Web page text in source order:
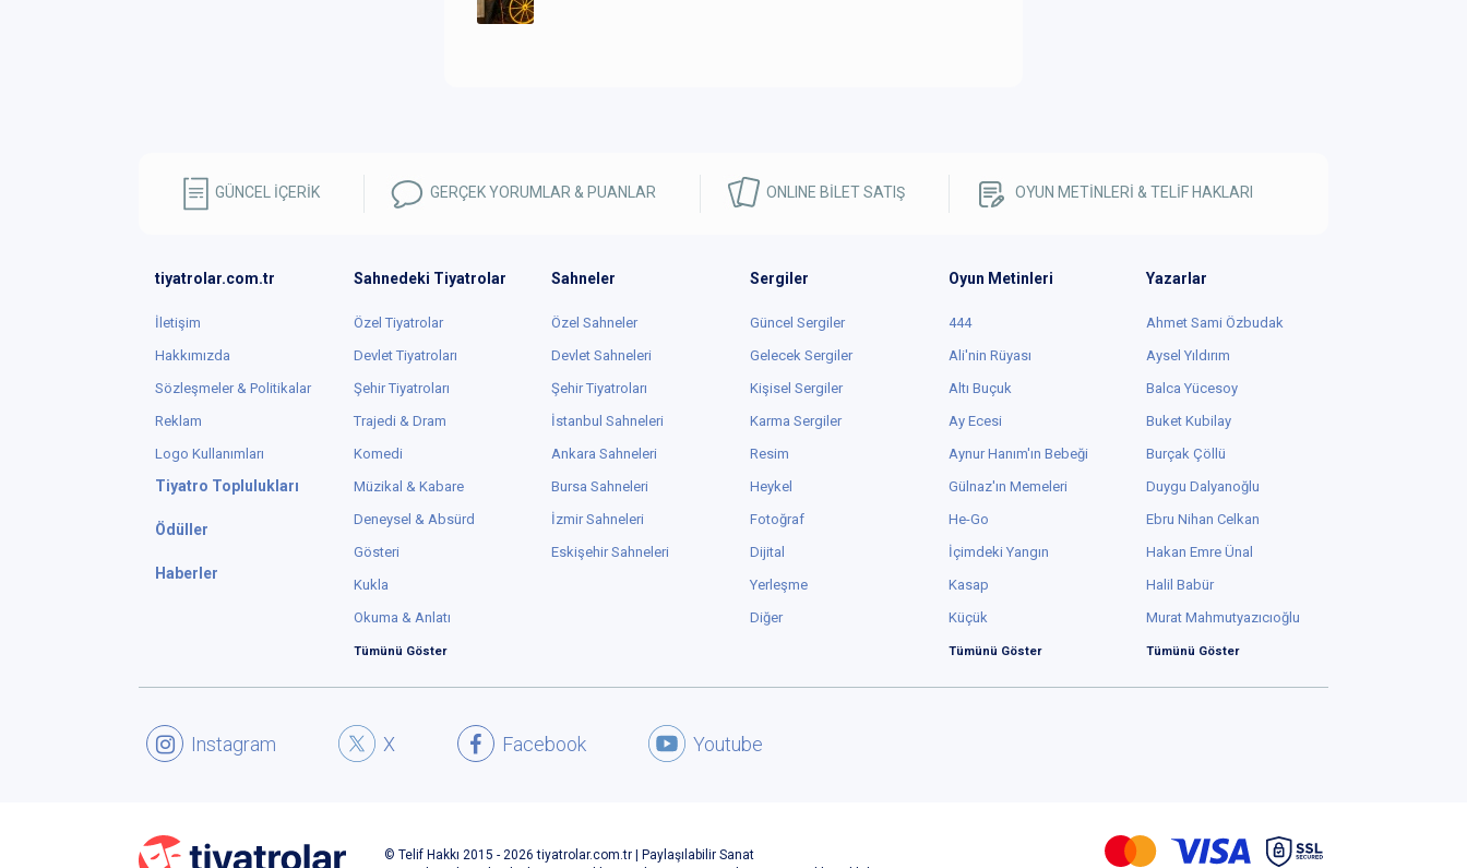
GÜNCEL İÇERİK GERÇEK YORUMLAR & PUANLAR ONLINE BİLET SATIŞ OYUN METİNLERİ & TELİF HAKLARI
tiyatrolar.com.tr
İletişim
Hakkımızda
Sözleşmeler & Politikalar
Reklam
Logo Kullanımları
Tiyatro Toplulukları
Ödüller
Haberler
Sahnedeki Tiyatrolar
Özel Tiyatrolar
Devlet Tiyatroları
Şehir Tiyatroları
Trajedi & Dram
Komedi
Müzikal & Kabare
Deneysel & Absürd
Gösteri
Kukla
Okuma & Anlatı
Tümünü Göster
Sahneler
Özel Sahneler
Devlet Sahneleri
Şehir Tiyatroları
İstanbul Sahneleri
Ankara Sahneleri
Bursa Sahneleri
İzmir Sahneleri
Eskişehir Sahneleri
Sergiler
Güncel Sergiler
Gelecek Sergiler
Kişisel Sergiler
Karma Sergiler
Resim
Heykel
Fotoğraf
Dijital
Yerleşme
Diğer
Oyun Metinleri
444
Ali'nin Rüyası
Altı Buçuk
Ay Ecesi
Aynur Hanım'ın Bebeği
Gülnaz'ın Memeleri
He-Go
İçimdeki Yangın
Kasap
Küçük
Tümünü Göster
Yazarlar
Ahmet Sami Özbudak
Aysel Yıldırım
Balca Yücesoy
Buket Kubilay
Burçak Çöllü
Duygu Dalyanoğlu
Ebru Nihan Celkan
Hakan Emre Ünal
Halil Babür
Murat Mahmutyazıcıoğlu
Tümünü Göster
Youtube
Facebook
X
Instagram
© Telif Hakkı 2015 - 2026 tiyatrolar.com.tr | Paylaşılabilir Sanat